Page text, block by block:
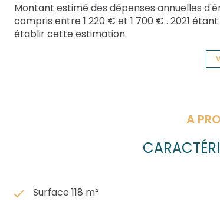
Montant estimé des dépenses annuelles
compris entre 1 220 € et 1 700 € . 2021
établir cette estimation.
A
Surface 118 m²